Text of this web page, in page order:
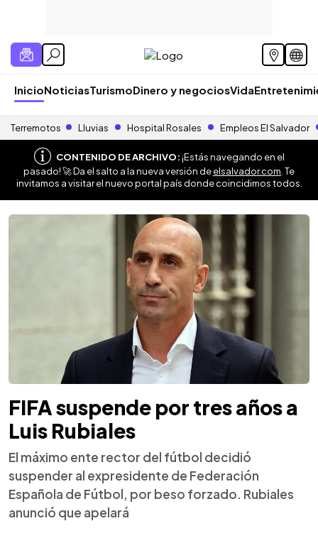
InicioNoticiasTurismoDinero y negociosVida
Terremotos Lluvias Hospital Rosales Empleos El Salvador
CONTENIDO DE ARCHIVO:¡Estás navegando en el
pasado! 🚀 Da el salto a la nueva versión deelsalvador.com . Te
invitamos a visitar el nuevo portal país donde coincidimos todos.
FIFA suspende por tres años a
Luis Rubiales
El máximo ente rector del fútbol decidió
suspender al expresidente de Federación
Española de Fútbol, por beso forzado. Rubiales
anunció que apelará